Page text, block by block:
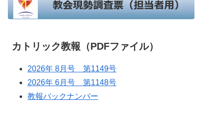
カトリック教報（PDFファイル）
2026年 8月号 第1149号
2026年 6月号 第1148号
教報バックナンバー